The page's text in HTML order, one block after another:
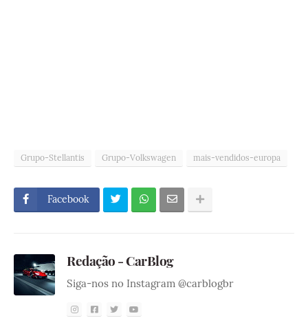
Grupo-Stellantis Grupo-Volkswagen mais-vendidos-europa
Facebook
Redação - CarBlog
Siga-nos no Instagram @carblogbr